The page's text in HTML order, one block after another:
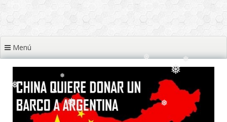
❅
❅
❅
❅
❅
❅
Menú